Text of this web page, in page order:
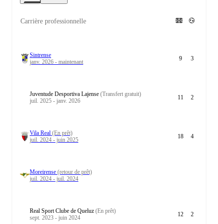
Carrière professionnelle
Sintrense
janv. 2026 - maintenant
9 3
Juventude Desportiva Lajense (Transfert gratuit)
juil. 2025 - janv. 2026
11 2
Vila Real (En prêt)
juil. 2024 - juin 2025
18 4
Moreirense (retour de prêt)
juil. 2024 - juil. 2024
Real Sport Clube de Queluz (En prêt)
sept. 2023 - juin 2024
12 2